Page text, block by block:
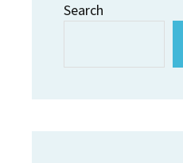
Search